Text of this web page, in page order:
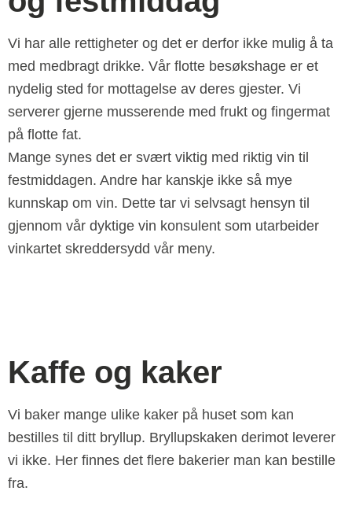
Vi har alle rettigheter og det er derfor ikke mulig å ta
med medbragt drikke. Vår flotte besøkshage er et
nydelig sted for mottagelse av deres gjester. Vi
serverer gjerne musserende med frukt og fingermat
på flotte fat.
Mange synes det er svært viktig med riktig vin til
festmiddagen. Andre har kanskje ikke så mye
kunnskap om vin. Dette tar vi selvsagt hensyn til
gjennom vår dyktige vin konsulent som utarbeider
vinkartet skreddersydd vår meny.
Kaffe og kaker
Vi baker mange ulike kaker på huset som kan
bestilles til ditt bryllup. Bryllupskaken derimot leverer
vi ikke. Her finnes det flere bakerier man kan bestille
fra.